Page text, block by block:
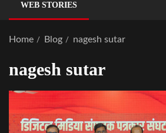
WEB STORIES
Home Blog nagesh sutar
nagesh sutar